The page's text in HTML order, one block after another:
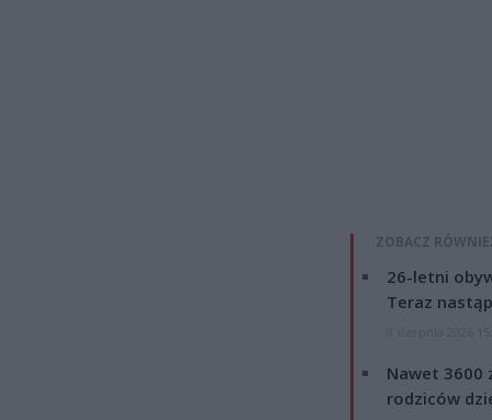
ZOBACZ
26-letni
Teraz
Nawet 3600
rodziców